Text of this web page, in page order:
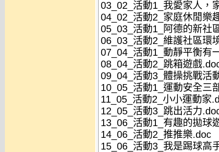
03_02_活動1_我愛家人，
04_02_活動2_家庭休閒樂
05_03_活動1_阿德的新社
06_03_活動2_維護社區環
07_04_活動1_動靜平衡有
08_04_活動2_跳箱遊戲
09_04_活動3_體操挑戰活
10_05_活動1_運動安全三
11_05_活動2_小小運動家
12_05_活動3_跳出活力
13_06_活動1_有趣的拋球
14_06_活動2_推推樂.doc
15_06_活動3_我是踢球高